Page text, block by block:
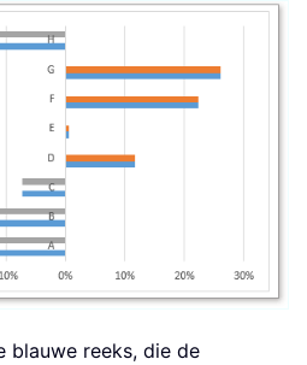
blauwe reeks, die de